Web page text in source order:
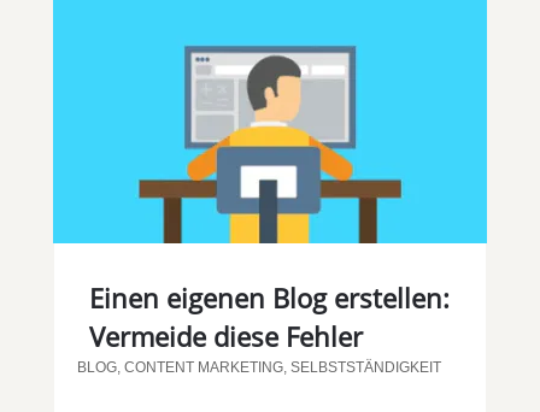
Einen eigenen Blog erstellen:
Vermeide diese Fehler
BLOG, CONTENT MARKETING, SELBSTSTÄNDIGKEIT